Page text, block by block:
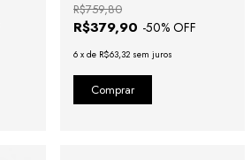
R$379,90 -50% OFF
R$759,80
6 x de R$63,32 sem juros